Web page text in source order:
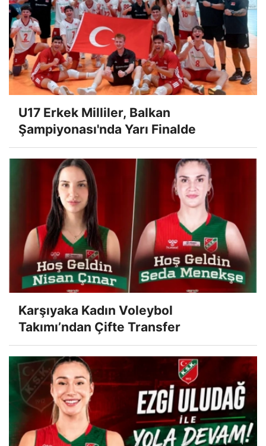
U17 Erkek Milliler, Balkan
Şampiyonası'nda Yarı Finalde
Karşıyaka Kadın Voleybol
Takımı’ndan Çifte Transfer